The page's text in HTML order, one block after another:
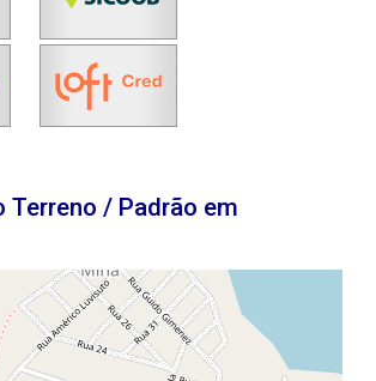
Terreno / Padrão em